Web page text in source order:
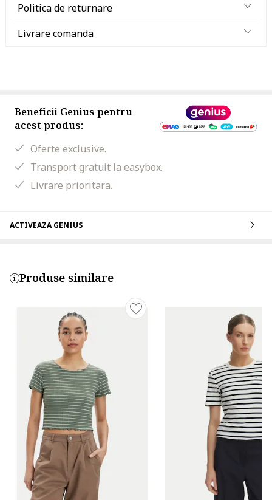
Politica de returnare
Livrare comanda
Beneficii Genius pentru
acest produs:
Oferte exclusive.
Transport gratuit la easybox.
Livrare prioritara.
ACTIVEAZA GENIUS
Produse similare